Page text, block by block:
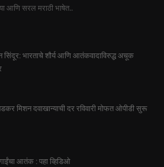
आणि सरल मराठी भाषेत..
भारताचे शौर्य आणि आतंकवादाविरुद्ध अचूक
मिशन दवाखान्याची दर रविवारी मोफत ओपीडी सुरू
आतंक : पहा व्हिडिओ